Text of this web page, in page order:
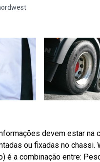
devem estar na
ou fixadas no chassi.
é a combinação entre: